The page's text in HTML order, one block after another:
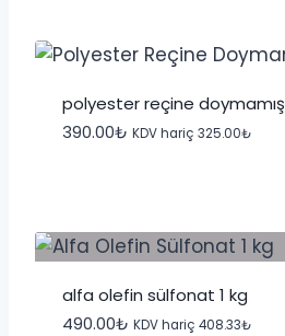
polyester reçine doymamış
390.00₺ KDV hariç 325.00₺
alfa olefin sülfonat 1 kg
490.00₺ KDV hariç 408.33₺